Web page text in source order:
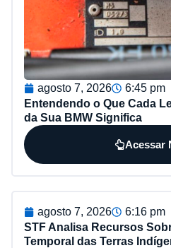
agosto 7, 2026
6:45 pm
Entendendo o Que Cada
da Sua BMW Significa
Acessar
agosto 7, 2026
6:16 pm
STF Analisa Recursos
Temporal das Terras